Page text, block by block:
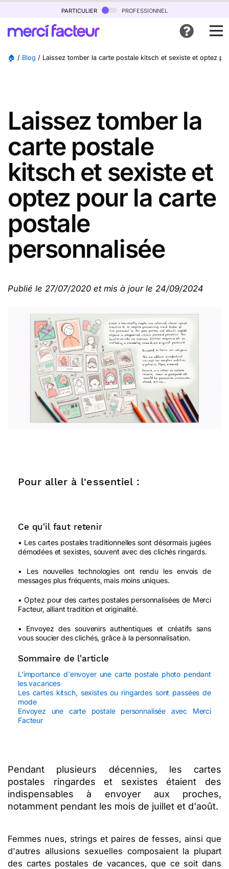
particulier professionnel
🏠 / Blog / Laissez tomber la carte postale kitsch et sexiste et optez
Laissez tomber la
carte postale
kitsch et sexiste et
optez pour la carte
postale
personnalisée
Publié le 27/07/2020 et mis à jour le 24/09/2024
Pour aller à l'essentiel :
Ce qu'il faut retenir
• Les cartes postales traditionnelles sont désormais jugées
démodées et sexistes, souvent avec des clichés ringards.
• Les nouvelles technologies ont rendu les envois de
messages plus fréquents, mais moins uniques.
• Optez pour des cartes postales personnalisées de Merci
Facteur, alliant tradition et originalité.
• Envoyez des souvenirs authentiques et créatifs sans
vous soucier des clichés, grâce à la personnalisation.
Sommaire de l'article
L'importance d'envoyer une carte postale photo pendant
les vacances
Les cartes kitsch, sexistes ou ringardes sont passées de
mode
Envoyez une carte postale personnalisée avec Merci
Facteur
Pendant plusieurs décennies, les cartes
postales ringardes et sexistes étaient des
indispensables à envoyer aux proches,
notamment pendant les mois de juillet et d'août.
Femmes nues, strings et paires de fesses, ainsi que
d'autres allusions sexuelles composaient la plupart
des cartes postales de vacances, que ce soit dans